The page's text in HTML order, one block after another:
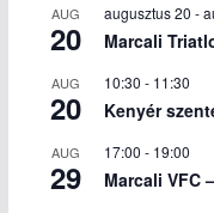
AUG
20
augusztus 20 -
Marcali
AUG
20
10:30 - 11:30
Kenyér
AUG
29
17:00 - 19:00
Marcali VFC